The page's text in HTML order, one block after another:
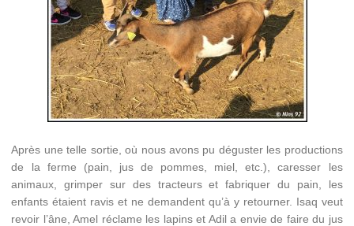
Après une telle sortie, où nous avons pu déguster les productions
de la ferme (pain, jus de pommes, miel, etc.), caresser les
animaux, grimper sur des tracteurs et fabriquer du pain, les
enfants étaient ravis et ne demandent qu’à y retourner. Isaq veut
revoir l’âne, Amel réclame les lapins et Adil a envie de faire du jus